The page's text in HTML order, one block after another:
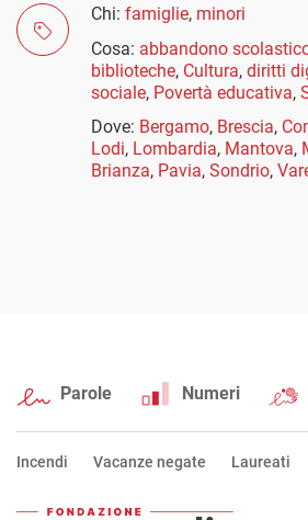
Chi: famiglie, minori
Cosa: abbandono
biblioteche, Cultura, diritti
sociale, Povertà educativa,
Dove: Bergamo, Brescia,
Lodi, Lombardia, Mantova,
Brianza, Pavia, Sondrio,
Parole Numeri
Incendi Vacanze negate Laureati